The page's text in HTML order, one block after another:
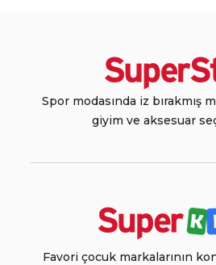
Spor modasında iz bırakmış
giyim ve aksesuar
Favori çocuk markalarının